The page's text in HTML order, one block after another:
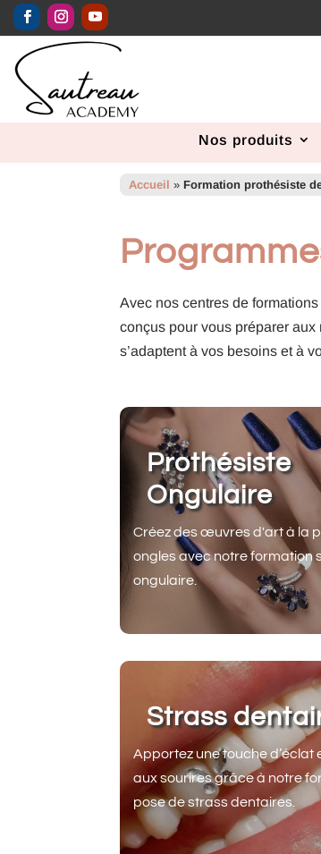
Nos produits
Accueil »Formation prothésiste
Avec nos centres de
conçus pour vous préparer
s’adaptent à vos besoins et à
Prothésiste
Ongulaire
Créez des œuvres d'art à la
ongles avec notre formation
ongulaire.
Strass
Apportez une touche d’éclat
aux sourires grâce à notre
pose de strass dentaires.